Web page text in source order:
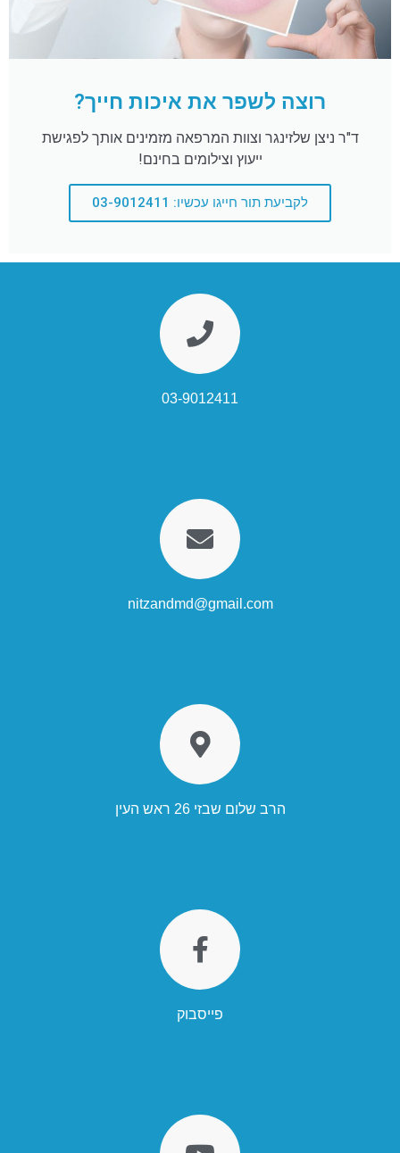
רוצה לשפר את איכות חייך?
ד"ר ניצן שלזינגר וצוות המרפאה מזמינים אותך לפגישת
ייעוץ וצילומים בחינם!
לקביעת תור חייגו עכשיו: 03-9012411
03-9012411
nitzandmd@gmail.com
הרב שלום שבזי 26 ראש העין
פייסבוק